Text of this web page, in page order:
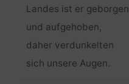
Landes ist er geborgen
und aufgehoben,
daher verdunkelten
sich unsere Augen.